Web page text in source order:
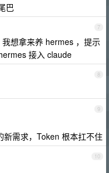
巴
7
想拿来养 hermes ，提示
接入 claude
8
9
新需求，Token 根本扛不住
10